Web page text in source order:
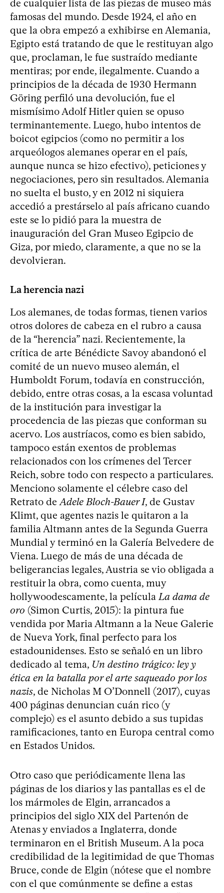
de cualquier lista de las piezas de museo más
famosas del mundo. Desde 1924, el año en
que la obra empezó a exhibirse en Alemania,
Egipto está tratando de que le restituyan algo
que, proclaman, le fue sustraído mediante
mentiras; por ende, ilegalmente. Cuando a
principios de la década de 1930 Hermann
Göring perfiló una devolución, fue el
mismísimo Adolf Hitler quien se opuso
terminantemente. Luego, hubo intentos de
boicot egipcios (como no permitir a los
arqueólogos alemanes operar en el país,
aunque nunca se hizo efectivo), peticiones y
negociaciones, pero sin resultados. Alemania
no suelta el busto, y en 2012 ni siquiera
accedió a prestárselo al país africano cuando
este se lo pidió para la muestra de
inauguración del Gran Museo Egipcio de
Giza, por miedo, claramente, a que no se la
devolvieran.
La herencia nazi
Los alemanes, de todas formas, tienen varios
otros dolores de cabeza en el rubro a causa
de la “herencia” nazi. Recientemente, la
crítica de arte Bénédicte Savoy abandonó el
comité de un nuevo museo alemán, el
Humboldt Forum, todavía en construcción,
debido, entre otras cosas, a la escasa voluntad
de la institución para investigar la
procedencia de las piezas que conforman su
acervo. Los austríacos, como es bien sabido,
tampoco están exentos de problemas
relacionados con los crímenes del Tercer
Reich, sobre todo con respecto a particulares.
Menciono solamente el célebre caso del
Retrato de Adele Bloch-Bauer I, de Gustav
Klimt, que agentes nazis le quitaron a la
familia Altmann antes de la Segunda Guerra
Mundial y terminó en la Galería Belvedere de
Viena. Luego de más de una década de
beligerancias legales, Austria se vio obligada a
restituir la obra, como cuenta, muy
hollywoodescamente, la película La dama de
oro (Simon Curtis, 2015): la pintura fue
vendida por Maria Altmann a la Neue Galerie
de Nueva York, final perfecto para los
estadounidenses. Esto se señaló en un libro
dedicado al tema, Un destino trágico: ley y
ética en la batalla por el arte saqueado por los
nazis, de Nicholas M O’Donnell (2017), cuyas
400 páginas denuncian cuán rico (y
complejo) es el asunto debido a sus tupidas
ramificaciones, tanto en Europa central como
en Estados Unidos.
Otro caso que periódicamente llena las
páginas de los diarios y las pantallas es el de
los mármoles de Elgin, arrancados a
principios del siglo XIX del Partenón de
Atenas y enviados a Inglaterra, donde
terminaron en el British Museum. A la poca
credibilidad de la legitimidad de que Thomas
Bruce, conde de Elgin (nótese que el nombre
con el que comúnmente se define a estas